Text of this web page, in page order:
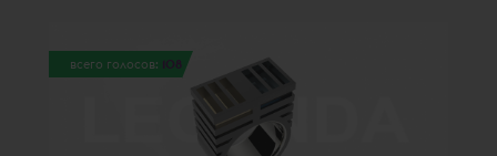
всего голосов: 108